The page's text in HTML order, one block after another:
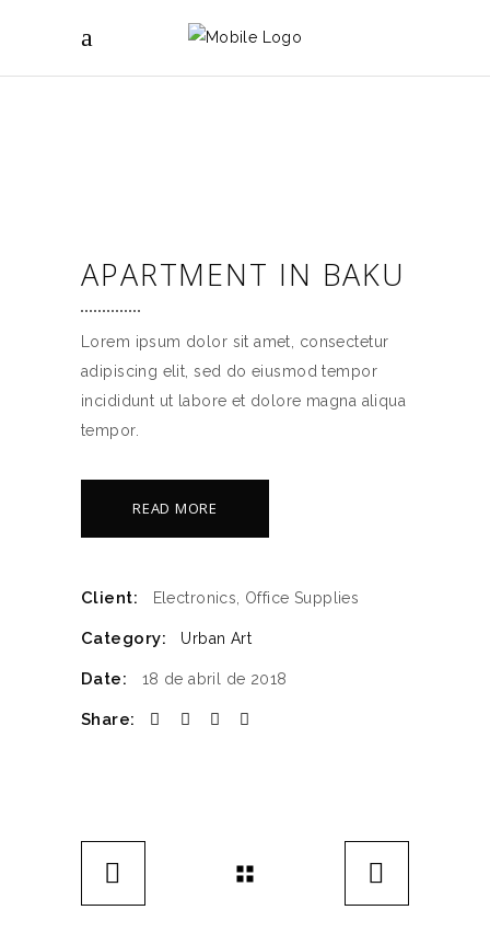
APARTMENT IN BAKU
Lorem ipsum dolor sit amet, consectetur
adipiscing elit, sed do eiusmod tempor
incididunt ut labore et dolore magna aliqua
tempor.
READ MORE
Client: Electronics, Office Supplies
Category: Urban Art
Date: 18 de abril de 2018
Share: